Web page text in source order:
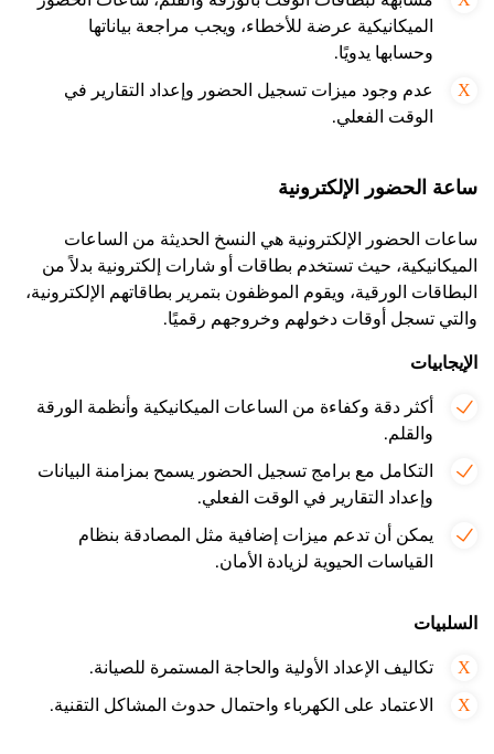
الميكانيكية عرضة للأخطاء، ويجب مراجعة بياناتها
وحسابها يدويًا.
عدم وجود ميزات تسجيل الحضور وإعداد التقارير في
الوقت الفعلي.
ساعة الحضور الإلكترونية
ساعات الحضور الإلكترونية هي النسخ الحديثة من الساعات
الميكانيكية، حيث تستخدم بطاقات أو شارات إلكترونية بدلاً من
البطاقات الورقية، ويقوم الموظفون بتمرير بطاقاتهم الإلكترونية،
والتي تسجل أوقات دخولهم وخروجهم رقميًا.
الإيجابيات
أكثر دقة وكفاءة من الساعات الميكانيكية وأنظمة الورقة
والقلم.
التكامل مع برامج تسجيل الحضور يسمح بمزامنة البيانات
وإعداد التقارير في الوقت الفعلي.
يمكن أن تدعم ميزات إضافية مثل المصادقة بنظام
القياسات الحيوية لزيادة الأمان.
السلبيات
تكاليف الإعداد الأولية والحاجة المستمرة للصيانة.
الاعتماد على الكهرباء واحتمال حدوث المشاكل التقنية.